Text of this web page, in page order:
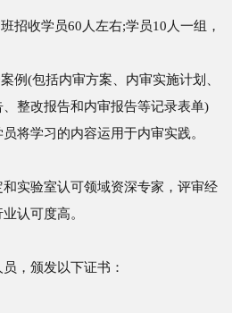
收学员60人左右;学员10人一组，
(包括内审方案、内审实施计划、
整改报告和内审报告等记录表单)
将学习的内容运用于内审实践。
验室认可领域资深专家，评审经
认可度高。
，颁发以下证书：